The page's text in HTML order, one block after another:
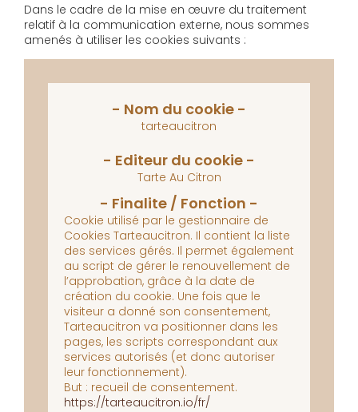
Dans le cadre de la mise en œuvre du traitement
relatif à la communication externe, nous sommes
amenés à utiliser les cookies suivants :
tarteaucitron
Tarte Au Citron
Cookie utilisé par le gestionnaire de
Cookies Tarteaucitron. Il contient la liste
des services gérés. Il permet également
au script de gérer le renouvellement de
l’approbation, grâce à la date de
création du cookie. Une fois que le
visiteur a donné son consentement,
Tarteaucitron va positionner dans les
pages, les scripts correspondant aux
services autorisés (et donc autoriser
leur fonctionnement).
But : recueil de consentement.
https://tarteaucitron.io/fr/